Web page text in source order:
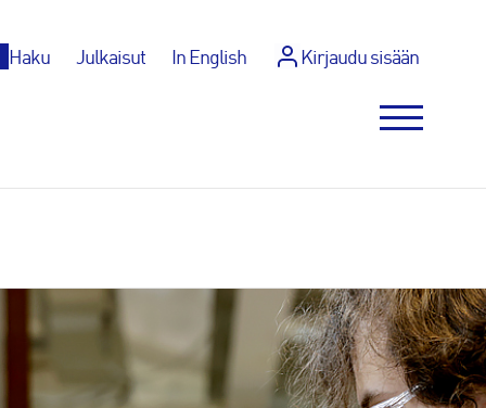
Haku Julkaisut In English Kirjaudu sisään